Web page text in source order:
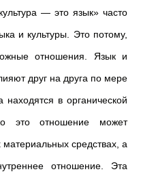
— это язык» часто
и культуры. Это потому,
отношения. Язык и
друг на друга по мере
находятся в органической
это отношение может
средствах, а
отношение. Эта